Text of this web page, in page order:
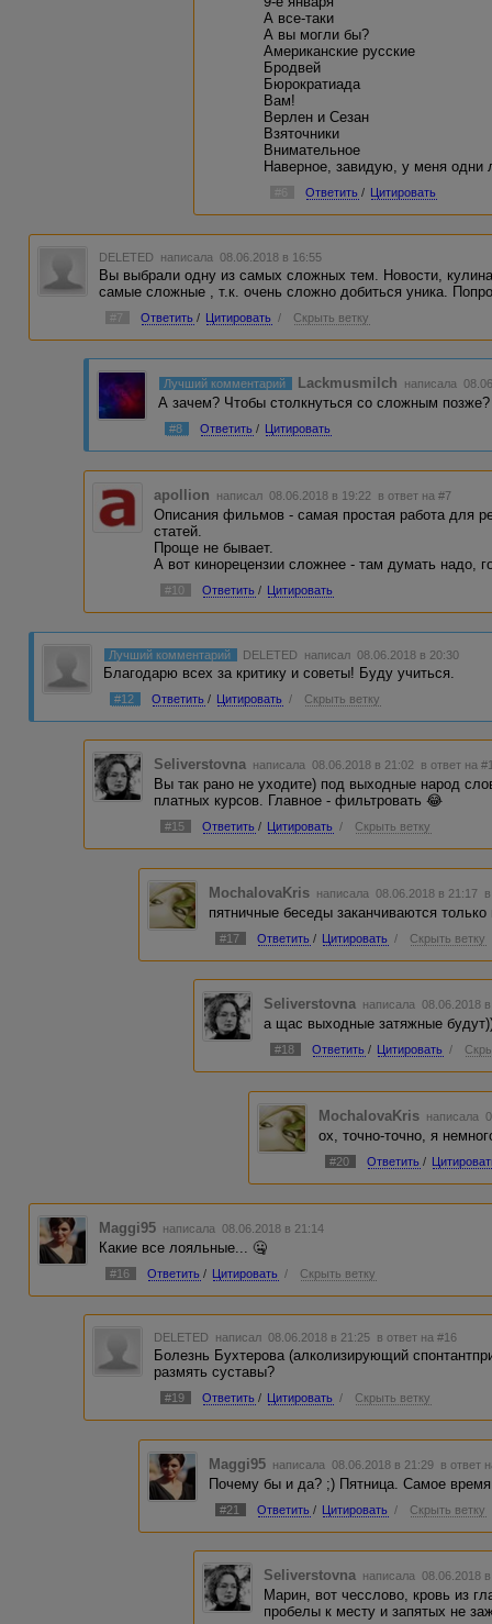
А все-таки
А вы могли бы?
Американские русские
Бродвей
Бюрократиада
Вам!
Верлен и Сезан
Взяточники
Внимательное
Наверное, завидую, у меня одни
Ответить / Цитировать
DELETED написала 08.06.2018 в 16:55
Вы выбрали одну из самых сложных тем. Новости,
самые сложные , т.к. очень сложно добиться уника.
#7 Ответить / Цитировать / Скрыть ветку
Лучший комментарий Lackmusmilch написала
А зачем? Чтобы столкнуться со сложным позже?
#8 Ответить / Цитировать
apollion написал 08.06.2018 в 19:22 в ответ на #7
Описания фильмов - самая простая работа для
статей.
Проще не бывает.
А вот кинорецензии сложнее - там думать надо,
#10 Ответить / Цитировать
Лучший комментарий DELETED написал 08.06.2018 в 20:30
Благодарю всех за критику и советы! Буду учиться.
#12 Ответить / Цитировать / Скрыть ветку
Seliverstovna написала 08.06.2018 в 21:02 в ответ на
Вы так рано не уходите) под выходные народ
платных курсов. Главное - фильтровать 😂
#15 Ответить / Цитировать / Скрыть ветку
MochalovaKris написала 08.06.2018 в 21:17
пятничные беседы заканчиваются
#17 Ответить / Цитировать / Скрыть ветку
Seliverstovna написала 08.06.2018
а щас выходные затяжные
#18 Ответить / Цитировать /
MochalovaKris написала
ох, точно-точно, я
#20 Ответить /
Maggi95 написала 08.06.2018 в 21:14
Какие все лояльные... 🤐
#16 Ответить / Цитировать / Скрыть ветку
DELETED написал 08.06.2018 в 21:25 в ответ на #16
Болезнь Бухтерова (алколизирующий
размять суставы?
#19 Ответить / Цитировать / Скрыть ветку
Maggi95 написала 08.06.2018 в 21:29 в ответ
Почему бы и да? ;) Пятница. Самое
#21 Ответить / Цитировать / Скрыть ветку
Seliverstovna написала 08.06.2018
Марин, вот чесслово, кровь из
пробелы к месту и запятых не